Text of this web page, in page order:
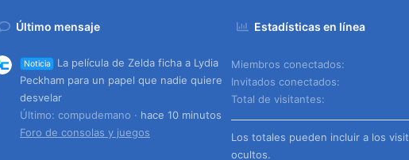
Último mensaje
Noticia
La película de Zelda ficha a Lydia
Peckham para un papel que nadie quiere
desvelar
Último: compudemano
hace 10 minutos
Foro de consolas y juegos
Estadísticas en línea
Miembros conectados
Invitados conectados
Total de visitantes
Los totales pueden incluir a los
ocultos.